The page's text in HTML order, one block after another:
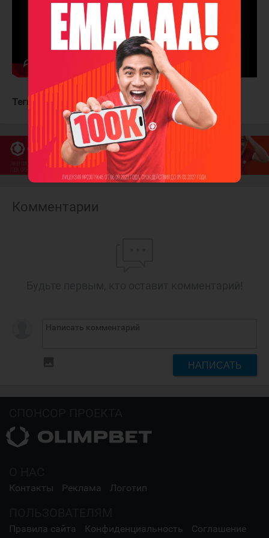
Теги: Торонто Мэйпл Лифс Нэшвилл Предаторз
Комментарии
НАПИСАТЬ
Контакты Реклама Логотип
Правила сайта Конфиденциальность Соглашение